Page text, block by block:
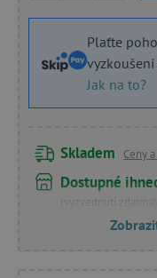
Plaťte
vyzkoušení
Jak na to?
Skladem Ceny
Dostupné
(vyzvednutí zdarma)